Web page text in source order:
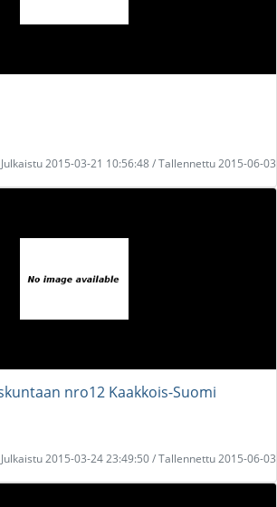
Julkaistu 2015-03-21 10:56:48 / Tallennettu 2015-06-03
nro12 Kaakkois-Suomi
Julkaistu 2015-03-24 23:49:50 / Tallennettu 2015-06-03